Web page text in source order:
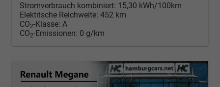
Stromverbrauch kombiniert: 15,30 kWh/100km
Elektrische Reichweite: 452 km
CO2-Klasse: A
CO2-Emissionen: 0 g/km